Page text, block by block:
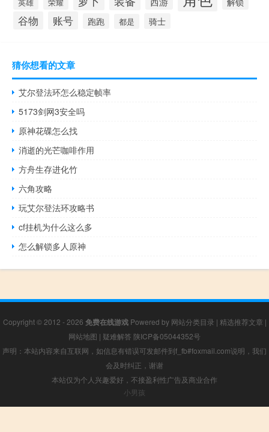
英雄
谷物 账号 跑跑 都是 骑士
猜你想看的文章
艾尔登法环怎么稳定帧率
5173剑网3安全吗
原神花碟怎么找
消逝的光芒咖啡作用
方舟生存进化竹
六角攻略
玩艾尔登法环攻略书
cf挂机为什么这么多
怎么解锁多人原神
Copyright © 2012 - 2026 免费在线游戏Powered by 网站分类目录 | 精选推荐文章 |
网站地图 | 疑难解答 陕ICP备05044352号
声明：本站内容来自互联网，如信息有错误可发邮件到f_fb#foxmail.com说明，我们
会及时纠正，谢谢
本站仅为个人兴趣爱好，不接盈利性广告及商业合作
小男孩